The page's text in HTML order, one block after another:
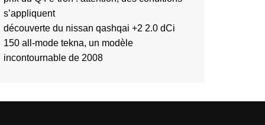
s’appliquent
découverte du nissan qashqai +2 2.0 dCi
150 all-mode tekna, un modèle
incontournable de 2008